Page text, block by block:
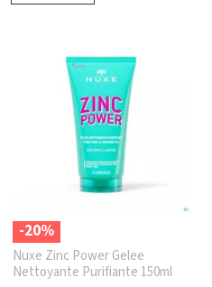
-20%
Nuxe Zinc Power Gelee
Nettoyante Purifiante 150ml